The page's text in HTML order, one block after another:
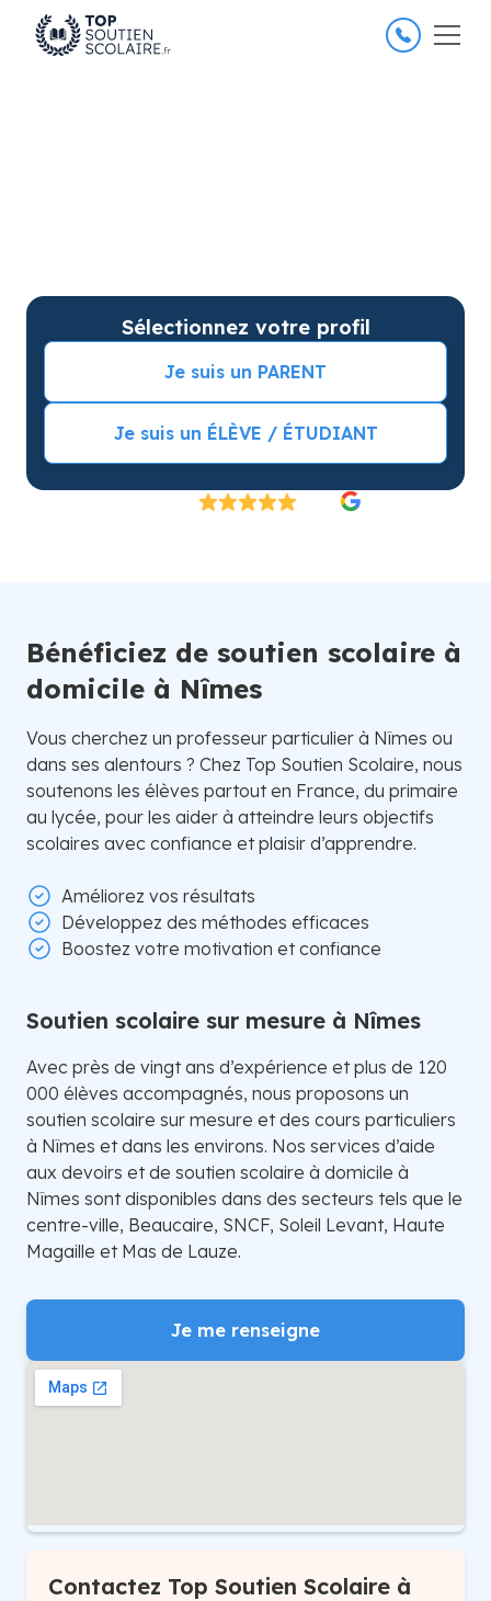
26 000 élèves satisfaits
Sélectionnez votre profil
Je suis un PARENT
Je suis un ÉLÈVE / ÉTUDIANT
Bénéficiez de soutien scolaire à
domicile à Nîmes
Vous cherchez un professeur particulier à Nîmes ou
dans ses alentours ? Chez Top Soutien Scolaire, nous
soutenons les élèves partout en France, du primaire
au lycée, pour les aider à atteindre leurs objectifs
scolaires avec confiance et plaisir d’apprendre.
Améliorez vos résultats
Développez des méthodes efficaces
Boostez votre motivation et confiance
Soutien scolaire sur mesure à Nîmes
Avec près de vingt ans d’expérience et plus de 120
000 élèves accompagnés, nous proposons un
soutien scolaire sur mesure et des cours particuliers
à Nîmes et dans les environs. Nos services d’aide
aux devoirs et de soutien scolaire à domicile à
Nîmes sont disponibles dans des secteurs tels que le
centre-ville, Beaucaire, SNCF, Soleil Levant, Haute
Magaille et Mas de Lauze.
Je me renseigne
Contactez Top Soutien Scolaire à